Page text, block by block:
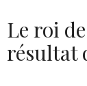
Le roi
résultat